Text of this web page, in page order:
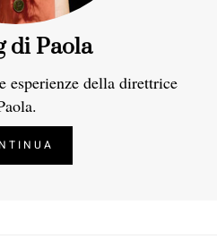
di Paola
della direttrice